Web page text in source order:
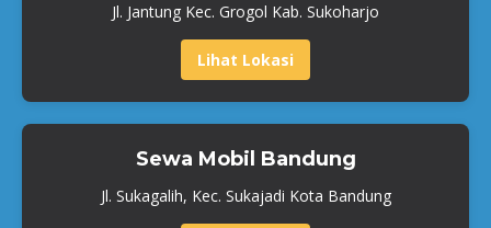
Jl. Jantung Kec. Grogol Kab. Sukoharjo
Lihat Lokasi
Sewa Mobil Bandung
Jl. Sukagalih, Kec. Sukajadi Kota Bandung